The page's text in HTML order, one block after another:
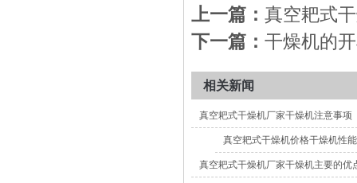
上一篇： 真空耙式
下一篇： 干燥机的
相关新闻
真空耙式干燥机厂家干燥机注意事项
真空耙式干燥机价格干燥机性
真空耙式干燥机厂家干燥机主要的优